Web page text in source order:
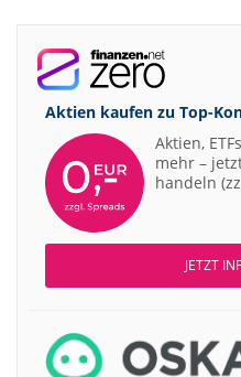
Aktien kaufen zu Top-
Aktien,
mehr –
handeln
JETZT